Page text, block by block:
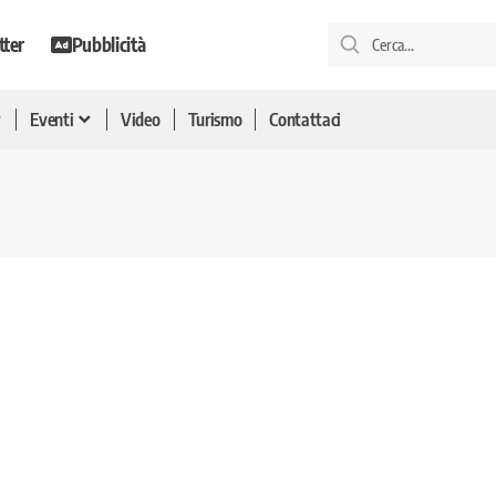
Pubblicità
Eventi Video Turismo Contattaci